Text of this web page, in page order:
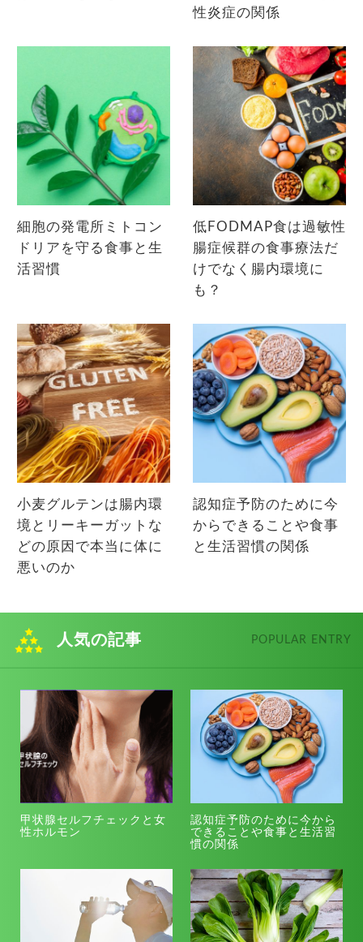
性炎症の関係
細胞の発電所ミトコン
ドリアを守る食事と生
活習慣
低FODMAP食は過敏性
腸症候群の食事療法だ
けでなく腸内環境に
も？
小麦グルテンは腸内環
境とリーキーガットな
どの原因で本当に体に
悪いのか
認知症予防のために今
からできることや食事
と生活習慣の関係
人気の記事 POPULAR ENTRY
甲状腺セルフチェックと女
性ホルモン
認知症予防のために今から
できることや食事と生活習
慣の関係